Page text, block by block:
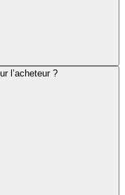
l’acheteur ?